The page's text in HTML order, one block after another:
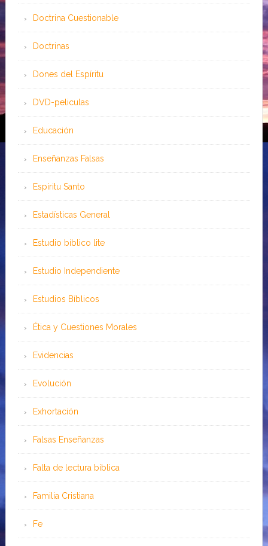
Doctrina Cuestionable
Doctrinas
Dones del Espíritu
DVD-peliculas
Educación
Enseñanzas Falsas
Espíritu Santo
Estadísticas General
Estudio bíblico lite
Estudio Independiente
Estudios Bíblicos
Ética y Cuestiones Morales
Evidencias
Evolución
Exhortación
Falsas Enseñanzas
Falta de lectura bíblica
Familia Cristiana
Fe